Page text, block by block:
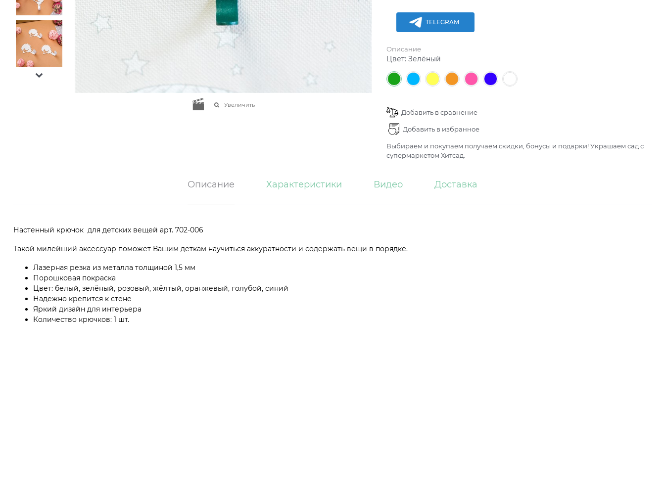
Увеличить
TELEGRAM
Описание
Цвет:Зелёный
Добавить в сравнение
Добавить в избранное
Выбираем и покупаем получаем скидки, бонусы и подарки! Украшаем сад с
супермаркетом Хитсад.
Описание Характеристики Видео Доставка
Настенный крючок для детских вещей арт. 702-006
Такой милейший аксессуар поможет Вашим деткам научиться аккуратности и содержать вещи в порядке.
Лазерная резка из металла толщиной 1,5 мм
Порошковая покраска
Цвет: белый, зелёный, розовый, жёлтый, оранжевый, голубой, синий
Надежно крепится к стене
Яркий дизайн для интерьера
Количество крючков: 1 шт.